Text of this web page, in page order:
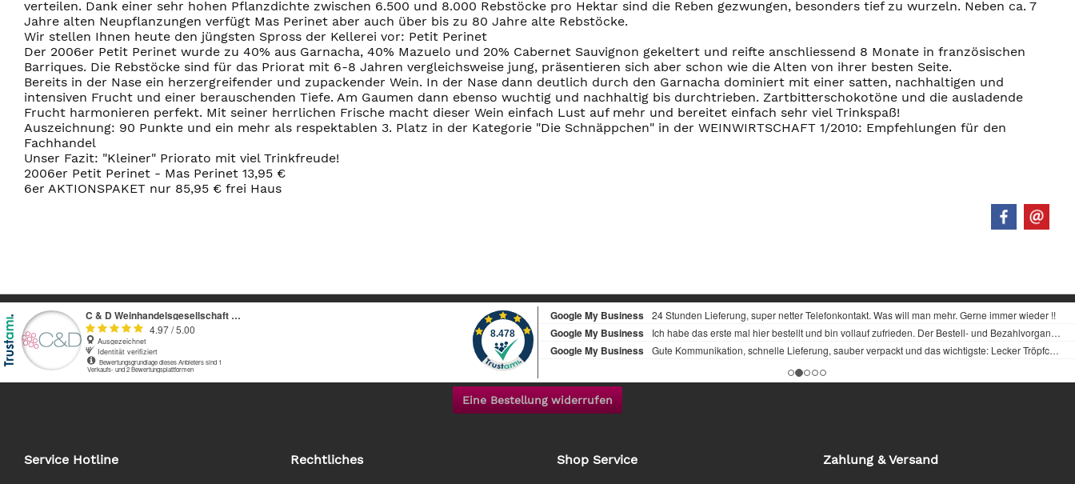
verteilen. Dank einer sehr hohen Pflanzdichte zwischen 6.500 und 8.000 Rebstöcke pro Hektar sind die Reben gezwungen, besonders tief zu wurzeln. Neben ca. 7
Jahre alten Neupflanzungen verfügt Mas Perinet aber auch über bis zu 80 Jahre alte Rebstöcke.
Wir stellen Ihnen heute den jüngsten Spross der Kellerei vor: Petit Perinet
Der 2006er Petit Perinet wurde zu 40% aus Garnacha, 40% Mazuelo und 20% Cabernet Sauvignon gekeltert und reifte anschliessend 8 Monate in französischen
Barriques. Die Rebstöcke sind für das Priorat mit 6-8 Jahren vergleichsweise jung, präsentieren sich aber schon wie die Alten von ihrer besten Seite.
Bereits in der Nase ein herzergreifender und zupackender Wein. In der Nase dann deutlich durch den Garnacha dominiert mit einer satten, nachhaltigen und
intensiven Frucht und einer berauschenden Tiefe. Am Gaumen dann ebenso wuchtig und nachhaltig bis durchtrieben. Zartbitterschokotöne und die ausladende
Frucht harmonieren perfekt. Mit seiner herrlichen Frische macht dieser Wein einfach Lust auf mehr und bereitet einfach sehr viel Trinkspaß!
Auszeichnung: 90 Punkte und ein mehr als respektablen 3. Platz in der Kategorie "Die Schnäppchen" in der WEINWIRTSCHAFT 1/2010: Empfehlungen für den
Fachhandel
Unser Fazit: "Kleiner" Priorato mit viel Trinkfreude!
2006er Petit Perinet - Mas Perinet 13,95 €
6er AKTIONSPAKET nur 85,95 € frei Haus
Eine Bestellung widerrufen
Service Hotline Rechtliches Shop Service Zahlung & Versand